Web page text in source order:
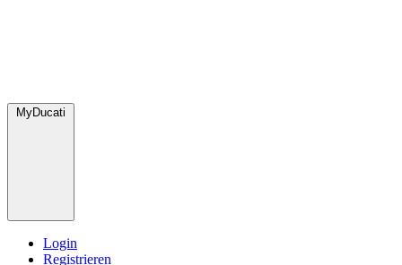
MyDucati
Login
Registrieren